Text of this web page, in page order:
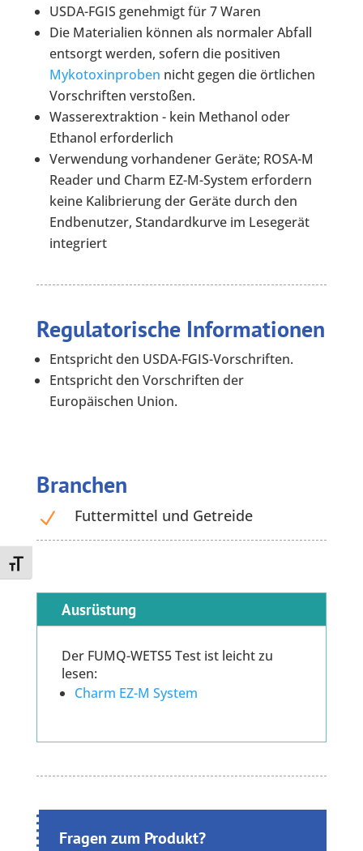
Toggle Font size
USDA-FGIS genehmigt für 7 Waren
Die Materialien können als normaler Abfall
entsorgt werden, sofern die positiven
Mykotoxinproben nicht gegen die örtlichen
Vorschriften verstoßen.
Wasserextraktion - kein Methanol oder
Ethanol erforderlich
Verwendung vorhandener Geräte; ROSA-M
Reader und Charm EZ-M-System erfordern
keine Kalibrierung der Geräte durch den
Endbenutzer, Standardkurve im Lesegerät
integriert
Regulatorische Informationen
Entspricht den USDA-FGIS-Vorschriften.
Entspricht den Vorschriften der
Europäischen Union.
Branchen
N Futtermittel und Getreide
Ausrüstung
Der FUMQ-WETS5 Test ist leicht zu
lesen:
Charm EZ-M System
Fragen zum Produkt?